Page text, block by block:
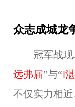
众志成城龙
冠军战现
远弗届”与“‖
不仅实力相